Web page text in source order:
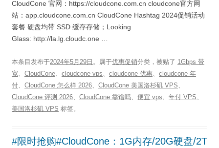
CloudCone 官网：https://cloudcone.com.cn cloudcone官方网
站：app.cloudcone.com.cn CloudCone Hashtag 2024促销活动
套餐 硬盘均带 SSD 缓存存储；Looking
Glass: http://la.lg.cloudc.one …
本条目发布于2024年5月29日 。属于优惠促销分类，被贴了 1Gbps 带
宽、 CloudCone、 cloudcone vps、 cloudcone 优惠、 cloudcone 年
付、 CloudCone 怎么样 2026、 CloudCone 美国洛杉矶 VPS、
CloudCone 评测 2026、 CloudCone 靠谱吗、 便宜 vps、 年付 VPS、
美国洛杉矶 VPS 标签。
#限时抢购#CloudCone：1G内存/20G硬盘/2T